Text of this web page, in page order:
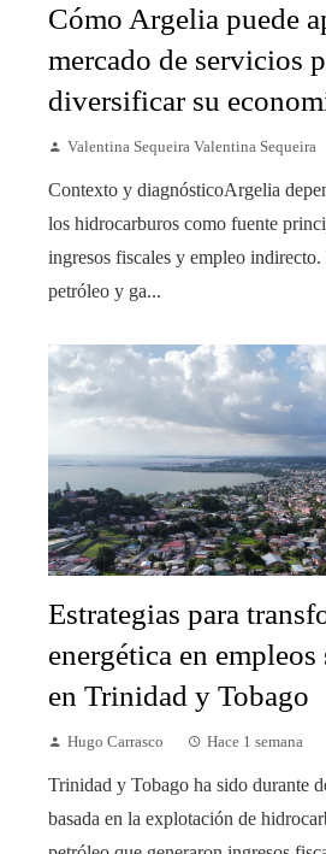
Cómo Argelia puede
mercado de servicios
diversificar su
Valentina Sequeira Valentina Sequeira
Contexto y diagnósticoArgelia
los hidrocarburos como fuente
ingresos fiscales y empleo
petróleo y ga...
Estrategias para
energética en
en Trinidad y Tobago
Hugo Carrasco Hace 1 semana
Trinidad y Tobago ha sido durante
basada en la explotación de